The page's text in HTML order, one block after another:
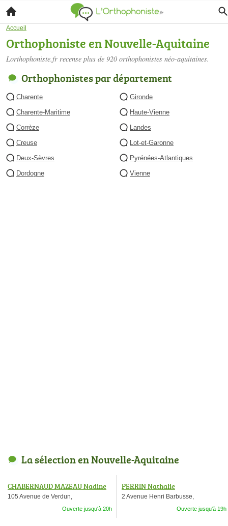
Accueil
Orthophoniste en Nouvelle-Aquitaine
Lorthophoniste.fr recense plus de 920 orthophonistes néo-aquitaines.
Orthophonistes par département
Charente
Charente-Maritime
Corrèze
Creuse
Deux-Sèvres
Dordogne
Gironde
Haute-Vienne
Landes
Lot-et-Garonne
Pyrénées-Atlantiques
Vienne
La sélection en Nouvelle-Aquitaine
CHABERNAUD MAZEAU Nadine
105 Avenue de Verdun,
Ouverte jusqu'à 20h
PERRIN Nathalie
2 Avenue Henri Barbusse,
Ouverte jusqu'à 19h